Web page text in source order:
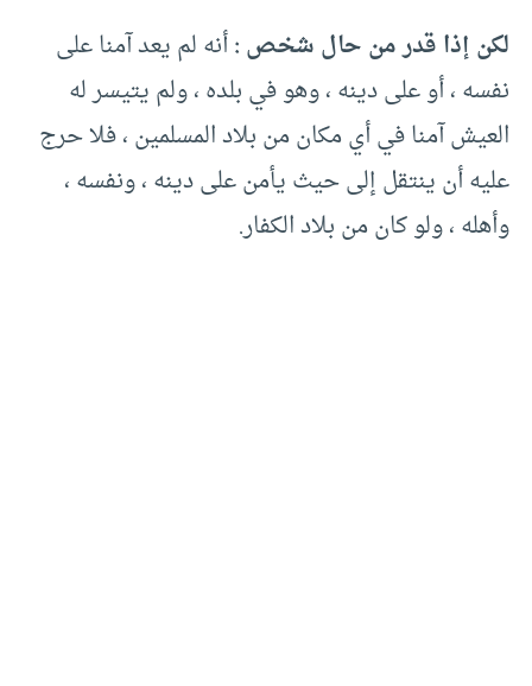
لكن إذا قدر من حال شخص :أنه لم يعد آمنا على
نفسه ، أو على دينه ، وهو في بلده ، ولم يتيسر له
العيش آمنا في أي مكان من بلاد المسلمين ، فلا حرج
عليه أن ينتقل إلى حيث يأمن على دينه ، ونفسه ،
وأهله ، ولو كان من بلاد الكفار.